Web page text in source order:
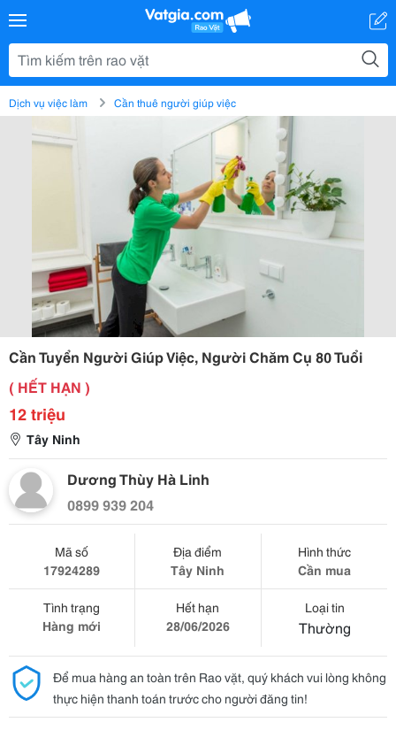
Dịch vụ việc làm Cần thuê người giúp việc
Cần Tuyển Người Giúp Việc, Người Chăm Cụ 80 Tuổi
( HẾT HẠN )
12 triệu
Tây Ninh
Dương Thùy Hà Linh
0899 939 204
Mã số
17924289
Địa điểm
Tây Ninh
Hình thức
Cần mua
Tình trạng
Hàng mới
Hết hạn
28/06/2026
Loại tin
Thường
Để mua hàng an toàn trên Rao vặt, quý khách vui lòng không
thực hiện thanh toán trước cho người đăng tin!